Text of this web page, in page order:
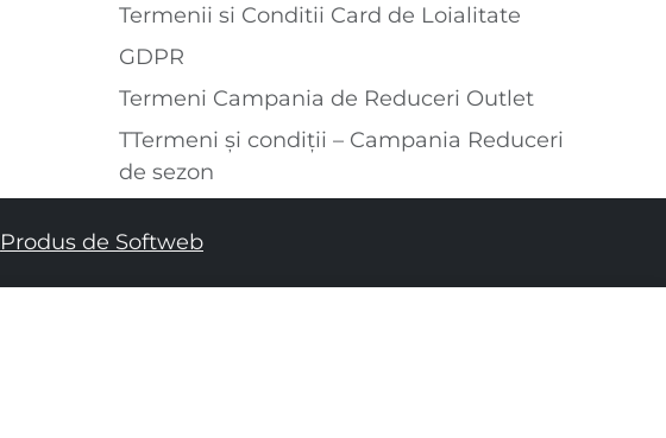
Termenii si Conditii Card de Loialitate
GDPR
Termeni Campania de Reduceri Outlet
TTermeni și condiții – Campania Reduceri
de sezon
Produs de Softweb